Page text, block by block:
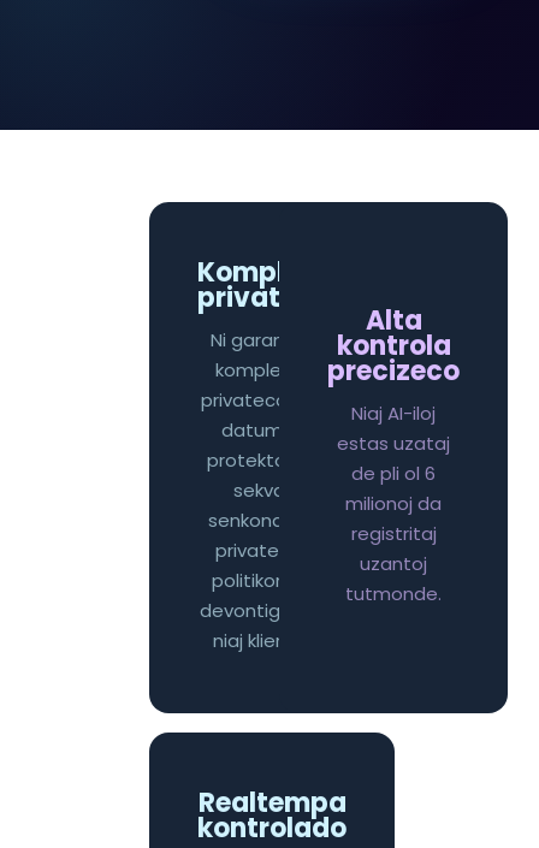
Kompleta
privateco
Ni garantias
kompletan
privatecon kaj
datuman
protekton. Ni
sekvas
senkondiĉan
privatecan
politikon kaj
devontigojn al
niaj klientoj.
Alta
kontrola
precizeco
Niaj AI-iloj
estas uzataj
de pli ol 6
milionoj da
registritaj
uzantoj
tutmonde.
Realtempa
kontrolado